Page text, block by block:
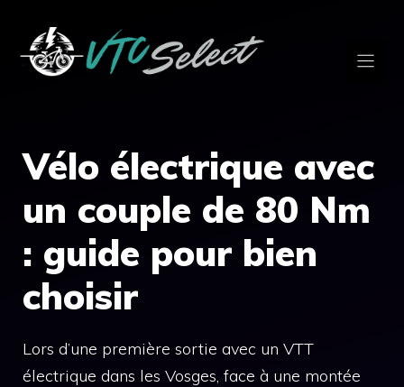
contenu
Vélo électrique avec
un couple de 80 Nm
: guide pour bien
choisir
Lors d’une première sortie avec un VTT
électrique dans les Vosges, face à une montée